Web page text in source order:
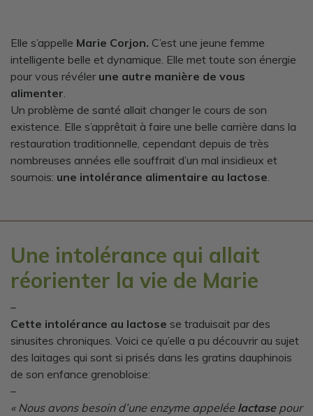
Elle s’appelle Marie Corjon. C’est une jeune femme
intelligente belle et dynamique. Elle met toute son énergie
pour vous révéler une autre manière de vous
alimenter
Un problème de santé allait changer le cours de son
existence. Elle s’apprêtait à faire une belle carrière dans la
restauration traditionnelle, cependant depuis de très
nombreuses années elle souffrait d’un mal insidieux et
sournois: une intolérance alimentaire au lactose
Une intolérance qui allait
réorienter la vie de Marie
–
Cette intolérance au lactose se traduisait par des
sinusites chroniques. Voici ce qu’elle a pu découvrir au sujet
des laitages qui sont si prisés dans les gratins dauphinois
de son enfance grenobloise:
–
« Nous avons besoin d’une enzyme appelée lactasepour